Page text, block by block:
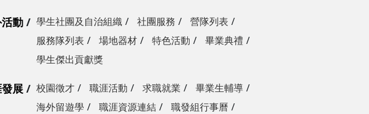
動 學生社團及自治組織 社團服務
營隊列表
服務隊列表
場地器材 特色活動
畢業典禮
學生傑出貢獻獎
展 校園徵才 職涯活動 求職就業
畢業生輔導
海外留遊學
職涯資源連結
職發組行事曆